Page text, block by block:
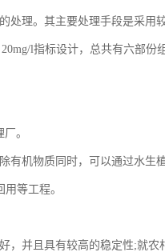
处理。其主要处理手段是采用
l指标设计，总共有六部份
。
机物质同时，可以通过水生
等工程。
，并且具有较高的稳定性;就农